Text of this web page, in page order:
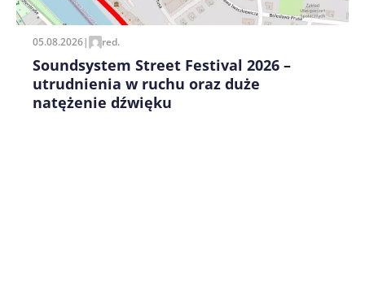
05.08.2026| red.
Soundsystem Street Festival 2026 –
utrudnienia w ruchu oraz duże
natężenie dźwięku